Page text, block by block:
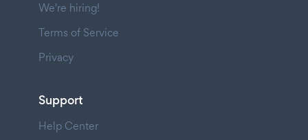
We're hiring!
Terms of Service
Privacy
Support
Help Center